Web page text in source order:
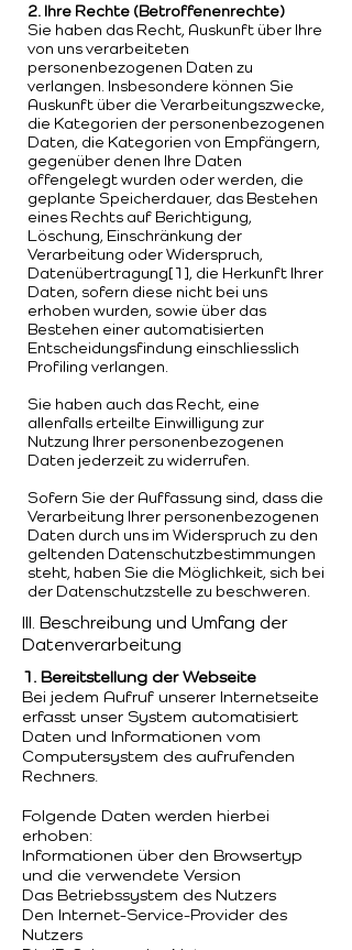
2. Ihre Rechte (Betroffenenrechte)
Sie haben das Recht, Auskunft über Ihre
von uns verarbeiteten
personenbezogenen Daten zu
verlangen. Insbesondere können Sie
Auskunft über die Verarbeitungszwecke,
die Kategorien der personenbezogenen
Daten, die Kategorien von Empfängern,
gegenüber denen Ihre Daten
offengelegt wurden oder werden, die
geplante Speicherdauer, das Bestehen
eines Rechts auf Berichtigung,
Löschung, Einschränkung der
Verarbeitung oder Widerspruch,
Datenübertragung[1], die Herkunft Ihrer
Daten, sofern diese nicht bei uns
erhoben wurden, sowie über das
Bestehen einer automatisierten
Entscheidungsfindung einschliesslich
Profiling verlangen.
Sie haben auch das Recht, eine
allenfalls erteilte Einwilligung zur
Nutzung Ihrer personenbezogenen
Daten jederzeit zu widerrufen.
Sofern Sie der Auffassung sind, dass die
Verarbeitung Ihrer personenbezogenen
Daten durch uns im Widerspruch zu den
geltenden Datenschutzbestimmungen
steht, haben Sie die Möglichkeit, sich bei
der Datenschutzstelle zu beschweren.
III. Beschreibung und Umfang der
Datenverarbeitung
1. Bereitstellung der Webseite
Bei jedem Aufruf unserer Internetseite
erfasst unser System automatisiert
Daten und Informationen vom
Computersystem des aufrufenden
Rechners.
Folgende Daten werden hierbei
erhoben:
Informationen über den Browsertyp
und die verwendete Version
Das Betriebssystem des Nutzers
Den Internet-Service-Provider des
Nutzers